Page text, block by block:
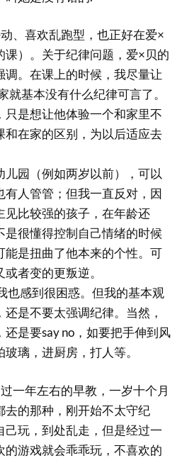
、喜欢乱跑型，也正好在爱×
课）。关于纪律问题，爱×贝的
调。在课上的时候，我尽量让
就基本没有什么纪律可言了。
只是想让他体验一个和家里不
和在家的区别，为以后适应去
儿园（例如两岁以前），可以
人管管；但我一直反对，因
见比较强的孩子，在年龄还
是很懂得控制自己情绪的时候
能是扭曲了他本来的个性。可
者变的更叛逆。
也感到很困惑。但我的基本观
是不要太强调纪律。当然，
是要say no，如要把手伸到风
璃，进厨房，打人等。
一年左右的早教，一岁十个月
去的那种，刚开始不太守纪
己玩，到处乱走，但是经过一
的游戏就会乖乖玩，不喜欢的